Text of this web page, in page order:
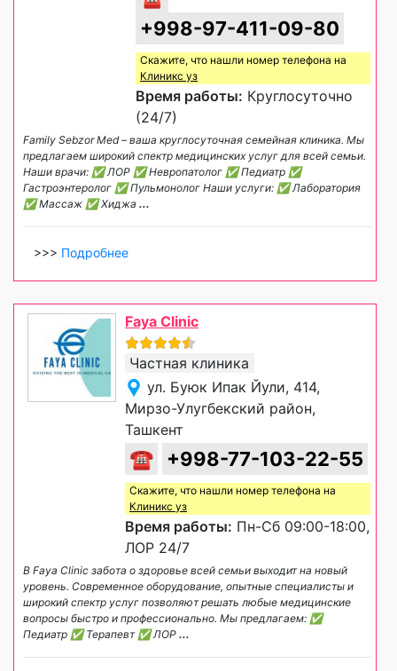
+998-97-411-09-80
Скажите, что нашли номер телефона на
Клиникс уз
Время работы: Круглосуточно
(24/7)
Family Sebzor Med – ваша круглосуточная семейная клиника. Мы
предлагаем широкий спектр медицинских услуг для всей семьи.
Наши врачи: ✅ ЛОР ✅ Невропатолог ✅ Педиатр ✅
Гастроэнтеролог ✅ Пульмонолог Наши услуги: ✅ Лаборатория
✅ Массаж ✅ Хиджа ...
>>> Подробнее
Faya Clinic
Частная клиника
ул. Буюк Ипак Йули, 414,
Мирзо-Улугбекский район,
Ташкент
☎ +998-77-103-22-55
Скажите, что нашли номер телефона на
Клиникс уз
Время работы: Пн-Сб 09:00-18:00,
ЛОР 24/7
В Faya Clinic забота о здоровье всей семьи выходит на новый
уровень. Современное оборудование, опытные специалисты и
широкий спектр услуг позволяют решать любые медицинские
вопросы быстро и профессионально. Мы предлагаем: ✅
Педиатр ✅ Терапевт ✅ ЛОР ...